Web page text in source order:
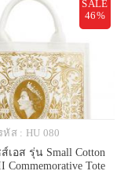
SALE
46%
หัส : HU 080
เอส รุ่น Small Cotton
Commemorative Tote